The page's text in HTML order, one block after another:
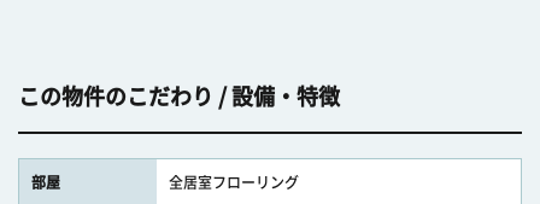
この物件のこだわり / 設備・特徴
部屋 全居室フローリング